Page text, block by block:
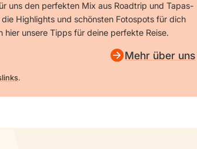
uns den perfekten Mix aus Roadtrip und Tapas-
Highlights und schönsten Fotospots für dich
hier unsere Tipps für deine perfekte Reise.
Mehr über uns
.